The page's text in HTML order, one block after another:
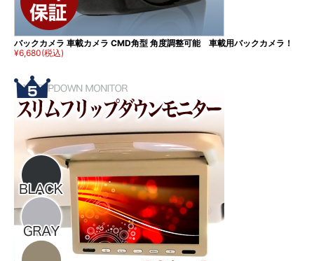
バックカメラ 車載カメラ CMD角型 角度調整可能 車載用バックカメラ！
¥6,680(税込)